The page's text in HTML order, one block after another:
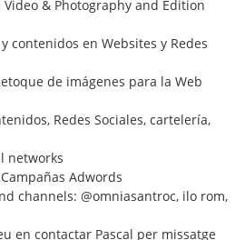
& Photography and Edition
contenidos en Websites y Redes
de imágenes para la Web
Redes Sociales, cartelería,
networks
Adwords
channels: @omniasantroc, ilo rom,
en contactar Pascal per missatge